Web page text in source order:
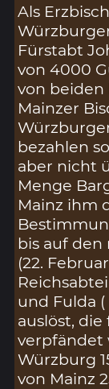
Als
Fürstabt
von 4000
von beiden
Mainzer
bezahlen
aber nicht
Menge
Mainz ihm
bis auf den
(22.
und Fulda (
auslöst, die
verpfändet
Würzburg
von Mainz